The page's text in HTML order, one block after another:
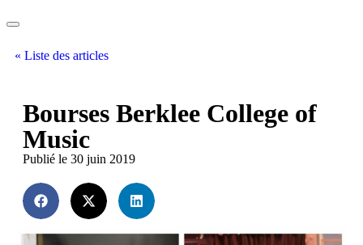
« Liste des articles
Bourses Berklee College of
Music
Publié le 30 juin 2019